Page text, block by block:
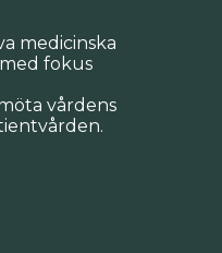
medicinska
fokus
vårdens